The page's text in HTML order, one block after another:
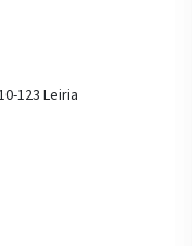
123 Leiria